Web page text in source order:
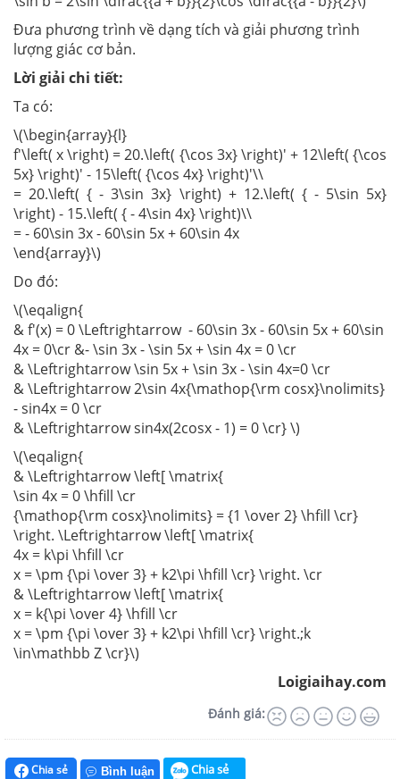
Đưa phương trình về dạng tích và giải phương trình
lượng giác cơ bản.
Lời giải chi tiết:
Ta có:
\(\begin{array}{l}
f'\left( x \right) = 20.\left( {\cos 3x} \right)' + 12\left( {\cos
5x} \right)' - 15\left( {\cos 4x} \right)'\\
= 20.\left( { - 3\sin 3x} \right) + 12.\left( { - 5\sin 5x}
\right) - 15.\left( { - 4\sin 4x} \right)\\
= - 60\sin 3x - 60\sin 5x + 60\sin 4x
\end{array}\)
Do đó:
\(\eqalign{
& f'(x) = 0 \Leftrightarrow - 60\sin 3x - 60\sin 5x + 60\sin
4x = 0\cr &- \sin 3x - \sin 5x + \sin 4x = 0 \cr
& \Leftrightarrow \sin 5x + \sin 3x - \sin 4x=0 \cr
& \Leftrightarrow 2\sin 4x{\mathop{\rm cosx}\nolimits}
- sin4x = 0 \cr
& \Leftrightarrow sin4x(2cosx - 1) = 0 \cr} \)
\(\eqalign{
& \Leftrightarrow \left[ \matrix{
\sin 4x = 0 \hfill \cr
{\mathop{\rm cosx}\nolimits} = {1 \over 2} \hfill \cr}
\right. \Leftrightarrow \left[ \matrix{
4x = k\pi \hfill \cr
x = \pm {\pi \over 3} + k2\pi \hfill \cr} \right. \cr
& \Leftrightarrow \left[ \matrix{
x = k{\pi \over 4} \hfill \cr
x = \pm {\pi \over 3} + k2\pi \hfill \cr} \right.;k
\in\mathbb Z \cr}\)
Loigiaihay.com
Đánh giá:
Chia sẻ Bình luận Chia sẻ